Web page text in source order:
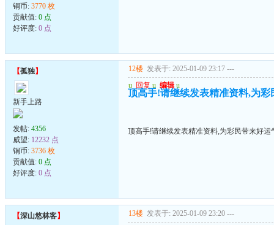
铜币: 3770 枚
贡献值: 0 点
好评度: 0 点
【孤独】
新手上路
发帖: 4356
威望: 12232 点
铜币: 3736 枚
贡献值: 0 点
好评度: 0 点
12楼 发表于: 2025-01-09 23:17 ---
u 回复 u 编辑 u
顶高手!请继续发表精准资料,为
顶高手!请继续发表精准资料,为彩民带来好运
【深山悠林客】 13楼 发表于: 2025-01-09 23:20 ---